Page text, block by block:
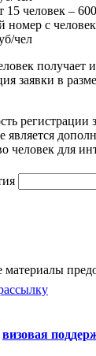
15 человек –
номер с
чел
получает
заявки в
регистрации
человек для
визовая